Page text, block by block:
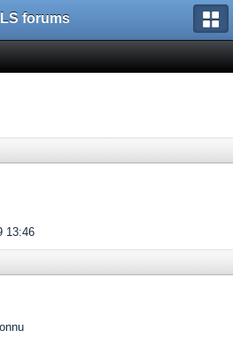
LS forums
13:46